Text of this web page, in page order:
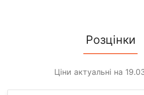
Розцінки
Ціни актуальні на